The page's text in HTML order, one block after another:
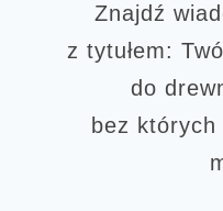
Znajdź
z tytułem:
do
bez